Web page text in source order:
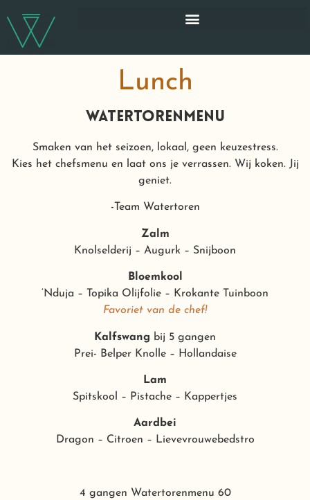
Lunch
watertorenmenu
Smaken van het seizoen, lokaal, geen keuzestress.
Kies het chefsmenu en laat ons je verrassen. Wij koken. Jij
geniet.
-Team Watertoren
Zalm
Knolselderij – Augurk – Snijboon
Bloemkool
‘Nduja – Topika Olijfolie – Krokante Tuinboon
Favoriet van de chef!
Kalfswang bij 5 gangen
Prei- Belper Knolle – Hollandaise
Lam
Spitskool – Pistache – Kappertjes
Aardbei
Dragon – Citroen – Lievevrouwebedstro
4 gangen Watertorenmenu 60